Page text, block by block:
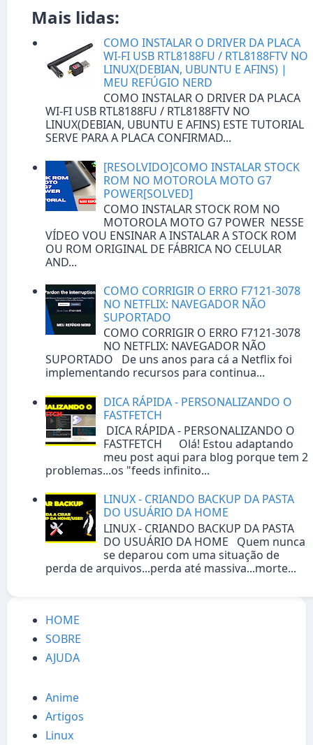
Mais lidas:
COMO INSTALAR O DRIVER DA PLACA
WI-FI USB RTL8188FU / RTL8188FTV NO
LINUX(DEBIAN, UBUNTU E AFINS) |
MEU REFÚGIO NERD
COMO INSTALAR O DRIVER DA PLACA
WI-FI USB RTL8188FU / RTL8188FTV NO
LINUX(DEBIAN, UBUNTU E AFINS) ESTE TUTORIAL
SERVE PARA A PLACA CONFIRMAD...
[RESOLVIDO]COMO INSTALAR STOCK
ROM NO MOTOROLA MOTO G7
POWER[SOLVED]
COMO INSTALAR STOCK ROM NO
MOTOROLA MOTO G7 POWER NESSE
VÍDEO VOU ENSINAR A INSTALAR A STOCK ROM
OU ROM ORIGINAL DE FÁBRICA NO CELULAR
AND...
COMO CORRIGIR O ERRO F7121-3078
NO NETFLIX: NAVEGADOR NÃO
SUPORTADO
COMO CORRIGIR O ERRO F7121-3078
NO NETFLIX: NAVEGADOR NÃO
SUPORTADO De uns anos para cá a Netflix foi
implementando recursos para continua...
DICA RÁPIDA - PERSONALIZANDO O
FASTFETCH
DICA RÁPIDA - PERSONALIZANDO O
FASTFETCH Olá! Estou adaptando
meu post aqui para blog porque tem 2
problemas...os "feeds infinito...
LINUX - CRIANDO BACKUP DA PASTA
DO USUÁRIO DA HOME
LINUX - CRIANDO BACKUP DA PASTA
DO USUÁRIO DA HOME Quem nunca
se deparou com uma situação de
perda de arquivos...perda até massiva...morte...
HOME
SOBRE
AJUDA
Anime
Artigos
Linux